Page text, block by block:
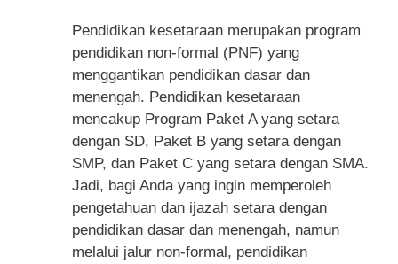
Pendidikan kesetaraan merupakan program
pendidikan non-formal (PNF) yang
menggantikan pendidikan dasar dan
menengah. Pendidikan kesetaraan
mencakup Program Paket A yang setara
dengan SD, Paket B yang setara dengan
SMP, dan Paket C yang setara dengan SMA.
Jadi, bagi Anda yang ingin memperoleh
pengetahuan dan ijazah setara dengan
pendidikan dasar dan menengah, namun
melalui jalur non-formal, pendidikan